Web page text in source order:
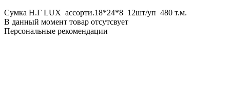
Сумка Н.Г LUX ассорти.18*24*8 12шт/уп 480 т.м.
В данный момент товар отсутсвует
Персональные рекомендации